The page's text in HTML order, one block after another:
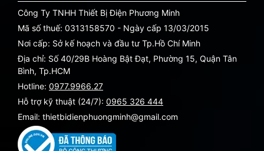
Công Ty TNHH Thiết Bị Điện Phương Minh
Mã số thuế: 0313158570 - Ngày cấp 13/03/2015
Nơi cấp: Sở kế hoạch và đầu tư Tp.Hồ Chí Minh
Địa chỉ: Số 40/29B Hoàng Bật Đạt, Phường 15, Quận Tân
Bình, Tp.HCM
Hotline: 0977.9966.27
Hỗ trợ kỹ thuật (24/7): 0965 326 444
Email: thietbidienphuongminh@gmail.com